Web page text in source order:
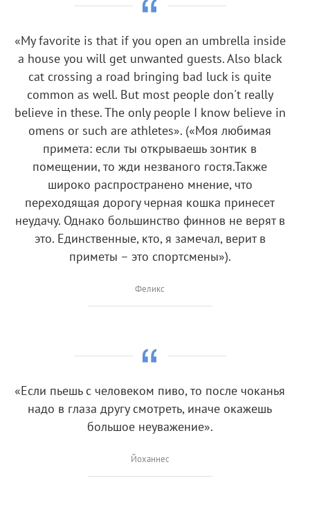
«My favorite is that if you open an umbrella inside
a house you will get unwanted guests. Also black
cat crossing a road bringing bad luck is quite
common as well. But most people don't really
believe in these.The only people I know believe in
omens or such are athletes». («Моя любимая
примета: если ты открываешь зонтик в
помещении, то жди незваного гостя.Также
широко распространено мнение, что
переходящая дорогу черная кошка принесет
неудачу. Однако большинство финнов не верят в
это. Единственные, кто, я замечал, верит в
приметы – это спортсмены»).
Феликс
«Если пьешь с человеком пиво, то после чоканья
надо в глаза другу смотреть, иначе окажешь
большое неуважение».
Йоханнес